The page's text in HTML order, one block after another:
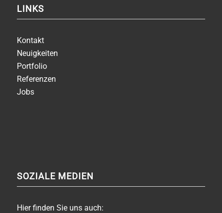
LINKS
Kontakt
Neuigkeiten
Portfolio
Referenzen
Jobs
SOZIALE MEDIEN
Hier finden Sie uns auch: